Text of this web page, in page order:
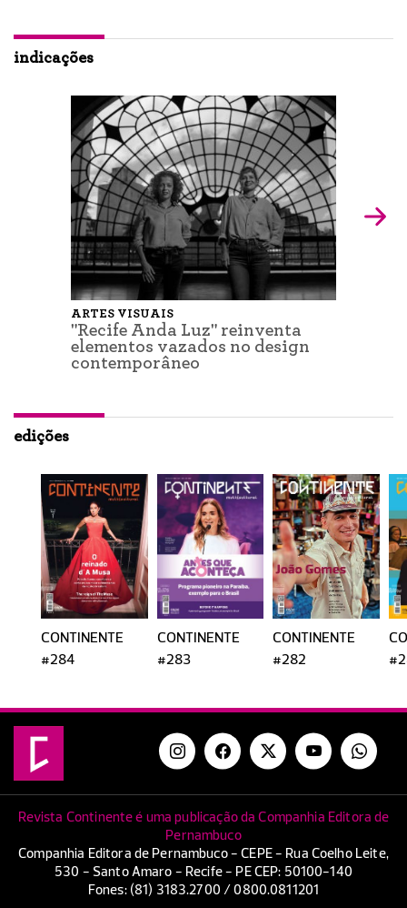
indicações
ARTES VISUAIS
"Recife Anda Luz" reinventa
elementos vazados no design
contemporâneo
edições
CONTINENTE
#284
CONTINENTE
#283
CONTINENTE
#282
Revista Continente é uma publicação da Companhia Editora de
Pernambuco
Companhia Editora de Pernambuco - CEPE - Rua Coelho Leite,
530 - Santo Amaro - Recife - PE CEP: 50100-140
Fones: (81) 3183.2700 / 0800.0811201